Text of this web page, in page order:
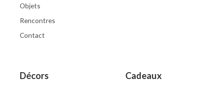
Objets
Rencontres
Contact
Décors Cadeaux